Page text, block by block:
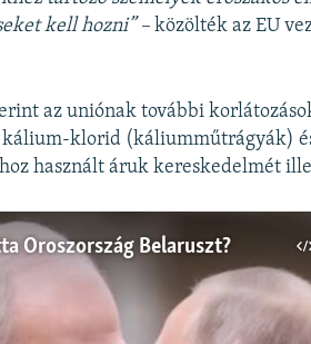
kell hozni” – közölték az EU
az uniónak további
klorid (káliumműtrágyák)
használt áruk kereskedelmét
Oroszország Belaruszt?